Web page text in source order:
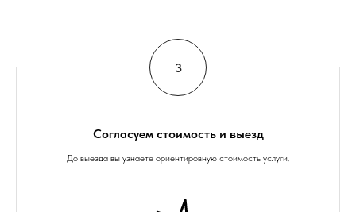
Согласуем стоимость и выезд
До выезда вы узнаете ориентировную стоимость услуги.